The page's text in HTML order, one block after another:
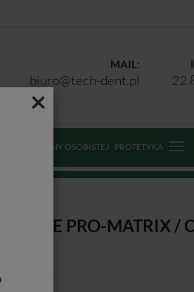
×
22
MAIL:
biuro@tech-dent.pl
OCHRONY OSOBISTEJ PROTETYKA
PRO-MATRIX /